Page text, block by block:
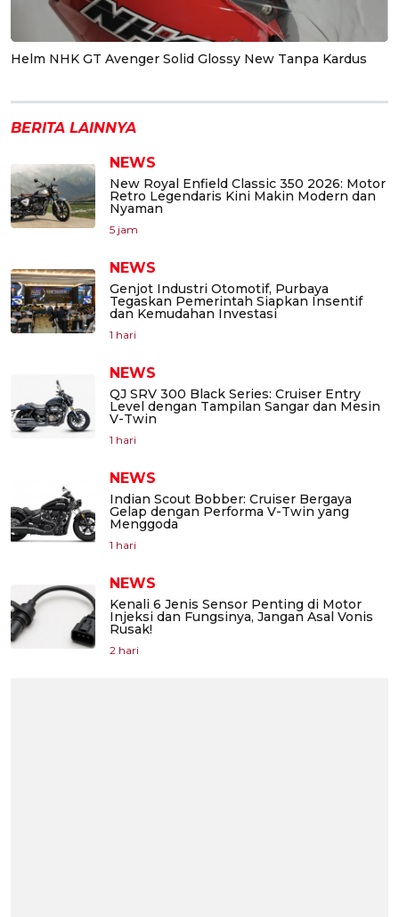
Helm NHK GT Avenger Solid Glossy New Tanpa Kardus
BERITA LAINNYA
NEWS
New Royal Enfield Classic 350 2026: Motor
Retro Legendaris Kini Makin Modern dan
Nyaman
5 jam
NEWS
Genjot Industri Otomotif, Purbaya
Tegaskan Pemerintah Siapkan Insentif
dan Kemudahan Investasi
1 hari
NEWS
QJ SRV 300 Black Series: Cruiser Entry
Level dengan Tampilan Sangar dan Mesin
V-Twin
1 hari
NEWS
Indian Scout Bobber: Cruiser Bergaya
Gelap dengan Performa V-Twin yang
Menggoda
1 hari
NEWS
Kenali 6 Jenis Sensor Penting di Motor
Injeksi dan Fungsinya, Jangan Asal Vonis
Rusak!
2 hari